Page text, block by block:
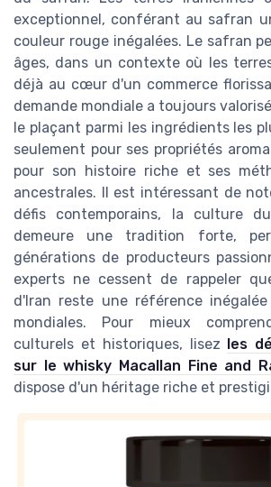
exceptionnel, conférant au safran
couleur rouge inégalées. Le safran
âges, dans un contexte où les
déjà au cœur d'un commerce
demande mondiale a toujours
le plaçant parmi les ingrédients les
seulement pour ses propriétés
pour son histoire riche et ses
ancestrales. Il est intéressant de
défis contemporains, la culture
demeure une tradition forte,
générations de producteurs
experts ne cessent de rappeler
d'Iran reste une référence
mondiales. Pour mieux
culturels et historiques, lisez les
sur le whisky Macallan Fine and
dispose d'un héritage riche et